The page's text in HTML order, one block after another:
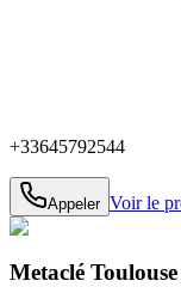
+33645792544
Appeler Voir le
Metaclé